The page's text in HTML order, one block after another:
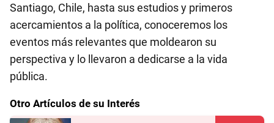
Santiago, Chile, hasta sus estudios y primeros
acercamientos a la política, conoceremos los
eventos más relevantes que moldearon su
perspectiva y lo llevaron a dedicarse a la vida
pública.
Otro Artículos de su Interés